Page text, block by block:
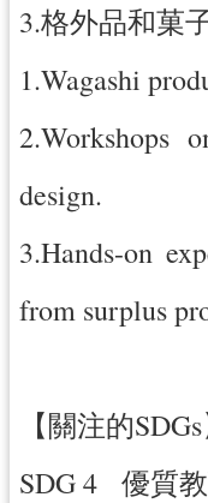
3.格外品和菓
1.Wagashi
2.Workshops
design.
3.Hands-on
from surplus
【關注的SDGs
SDG 4 優質